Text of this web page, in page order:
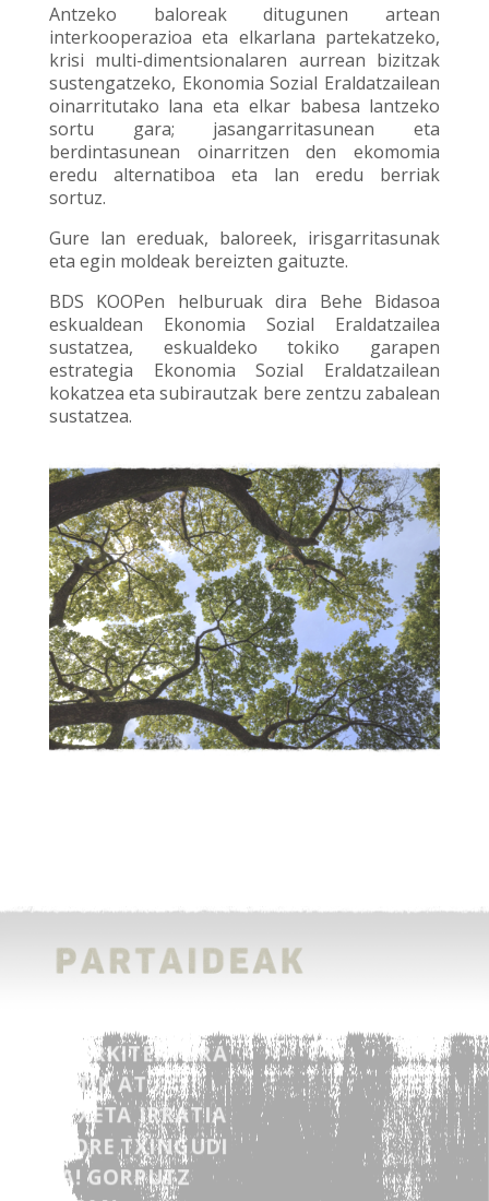
Antzeko baloreak ditugunen artean
interkooperazioa eta elkarlana partekatzeko,
krisi multi-dimentsionalaren aurrean bizitzak
sustengatzeko, Ekonomia Sozial Eraldatzailean
oinarritutako lana eta elkar babesa lantzeko
sortu gara; jasangarritasunean eta
berdintasunean oinarritzen den ekomomia
eredu alternatiboa eta lan eredu berriak
sortuz.
Gure lan ereduak, baloreek, irisgarritasunak
eta egin moldeak bereizten gaituzte.
BDS KOOPen helburuak dira Behe Bidasoa
eskualdean Ekonomia Sozial Eraldatzailea
sustatzea, eskualdeko tokiko garapen
estrategia Ekonomia Sozial Eraldatzailean
kokatzea eta subirautzak bere zentzu zabalean
sustatzea.
LZB ARKITEKTURA
HIRITIK AT
ANTXETA IRRATIA
LABORE TXINGUDI
ARA! GORPUTZ